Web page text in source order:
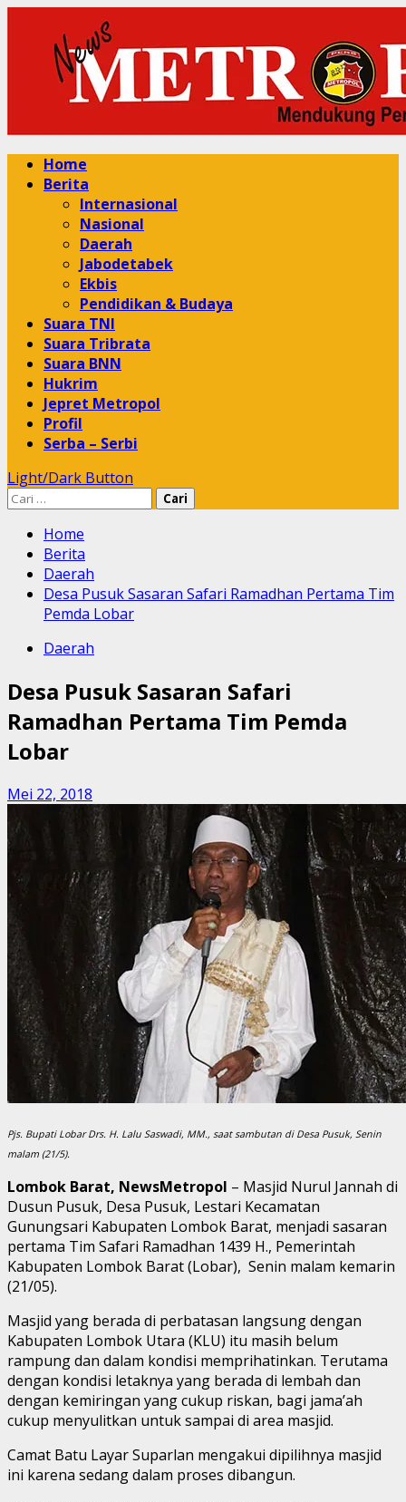
content
Primary
Menu
Home
Berita
Internasional
Nasional
Daerah
Jabodetabek
Ekbis
Pendidikan & Budaya
Suara TNI
Suara Tribrata
Suara BNN
Hukrim
Jepret Metropol
Profil
Serba – Serbi
Light/Dark Button
Cari
Home
Berita
Daerah
Desa Pusuk Sasaran Safari Ramadhan Pertama Tim
Pemda Lobar
Daerah
Desa Pusuk Sasaran Safari
Ramadhan Pertama Tim Pemda
Lobar
Mei 22, 2018
Pjs. Bupati Lobar Drs. H. Lalu Saswadi, MM., saat sambutan di Desa Pusuk, Senin
malam (21/5).
Lombok Barat, NewsMetropol – Masjid Nurul Jannah di
Dusun Pusuk, Desa Pusuk, Lestari Kecamatan
Gunungsari Kabupaten Lombok Barat, menjadi sasaran
pertama Tim Safari Ramadhan 1439 H., Pemerintah
Kabupaten Lombok Barat (Lobar), Senin malam kemarin
(21/05).
Masjid yang berada di perbatasan langsung dengan
Kabupaten Lombok Utara (KLU) itu masih belum
rampung dan dalam kondisi memprihatinkan. Terutama
dengan kondisi letaknya yang berada di lembah dan
dengan kemiringan yang cukup riskan, bagi jama’ah
cukup menyulitkan untuk sampai di area masjid.
Camat Batu Layar Suparlan mengakui dipilihnya masjid
ini karena sedang dalam proses dibangun.